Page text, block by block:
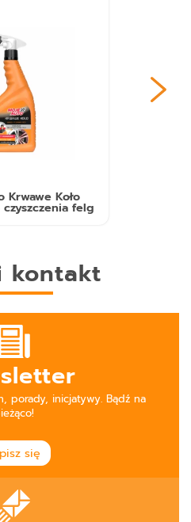
Krwawe Koło
felg
kontakt
porady, inicjatywy. Bądź na
się